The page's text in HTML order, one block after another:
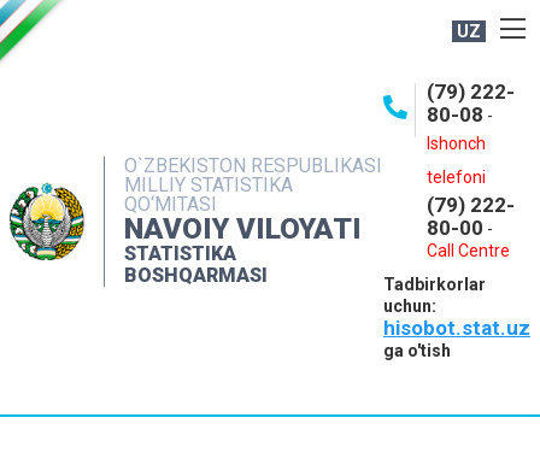
UZ
O`ZBEKISTON RESPUBLIKASI
MILLIY STATISTIKA
QO‘MITASI
NAVOIY VILOYATI
STATISTIKA
BOSHQARMASI
(79) 222-
80-08 -
Ishonch
telefoni
(79) 222-
80-00 -
Call Centre
Tadbirkorlar
uchun:
hisobot.stat.uz
ga o'tish
OCHIQ MA'LUMOTLAR
INTERAKTIV XIZMATLAR
MUROJAATLAR